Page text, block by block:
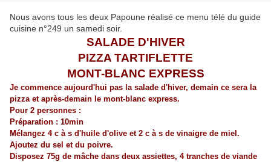
Nous avons tous les deux Papoune réalisé ce menu télé du guide
cuisine n°249 un samedi soir.
SALADE D'HIVER
PIZZA TARTIFLETTE
MONT-BLANC EXPRESS
Je commence aujourd'hui pas la salade d'hiver, demain ce sera la
pizza et après-demain le mont-blanc express.
Pour 2 personnes :
Préparation : 10min
Mélangez 4 c à s d'huile d'olive et 2 c à s de vinaigre de miel.
Ajoutez du sel et du poivre.
Disposez 75g de mâche dans deux assiettes, 4 tranches de viande